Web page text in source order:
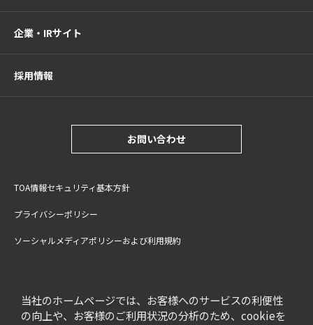
当社のホームページでは、お客様へのサービスの利便性
の向上や、お客様のご利用状況の分析のため、cookieを
企業・IRサイト
採用情報
お問い合わせ
TOA情報セキュリティ基本方針
プライバシーポリシー
ソーシャルメディアポリシーおよび利用規約
特定商取引法に基づく表記